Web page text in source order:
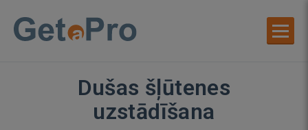
Dušas šļūtenes
uzstādīšana